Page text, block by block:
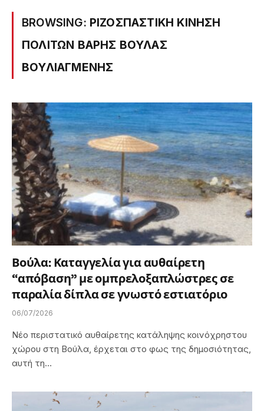
BROWSING: ΡΙΖΟΣΠΑΣΤΙΚΗ ΚΙΝΗΣΗ
ΠΟΛΙΤΩΝ ΒΑΡΗΣ ΒΟΥΛΑΣ
ΒΟΥΛΙΑΓΜΕΝΗΣ
Βούλα: Καταγγελία για αυθαίρετη
“απόβαση” με ομπρελοξαπλώστρες σε
παραλία δίπλα σε γνωστό εστιατόριο
06/07/2026
Νέο περιστατικό αυθαίρετης κατάληψης κοινόχρηστου
χώρου στη Βούλα, έρχεται στο φως της δημοσιότητας,
αυτή τη…